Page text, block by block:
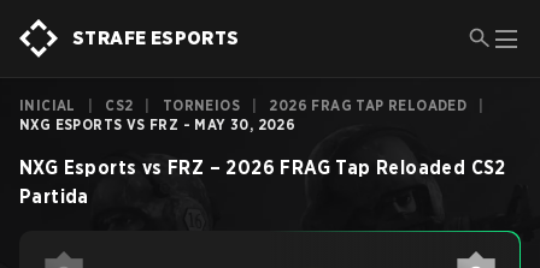
STRAFE ESPORTS
INICIAL CS2 TORNEIOS 2026 FRAG TAP RELOADED
NXG ESPORTS VS FRZ - MAY 30, 2026
NXG Esports vs FRZ – 2026 FRAG Tap Reloaded CS2
Partida